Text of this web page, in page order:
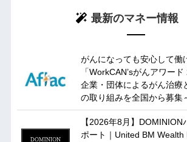
最新のマネー情報
がんになっても安心して働
「WorkCAN’sがんアワー
企業・団体によるがん治療
の取り組みを全国から募集
【2026年8月】DOMINION
ポート｜United BM Wealth